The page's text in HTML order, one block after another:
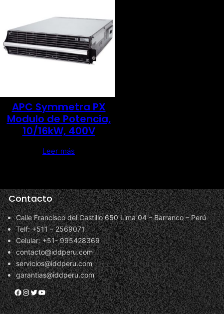
APC Symmetra PX
Modulo de Potencia,
10/16kW, 400V
Leer más
Contacto
Calle Francisco del Castillo 650 Lima 04 – Barranco – Perú
Telf: +511 – 2569071
Celular: +51- 995428369
contacto@iddperu.com
servicios@iddperu.com
garantias@iddperu.com
Facebook InstagramTwitter YouTube